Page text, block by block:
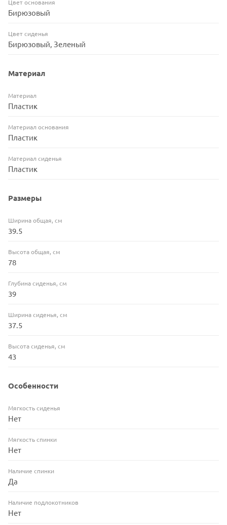
Цвет основания
Бирюзовый
Цвет сиденья
Бирюзовый, Зеленый
Материал
Материал
Пластик
Материал основания
Пластик
Материал сиденья
Пластик
Размеры
Ширина общая, см
39.5
Высота общая, см
78
Глубина сиденья, см
39
Ширина сиденья, см
37.5
Высота сиденья, см
43
Особенности
Мягкость сиденья
Нет
Мягкость спинки
Нет
Наличие спинки
Да
Наличие подлокотников
Нет